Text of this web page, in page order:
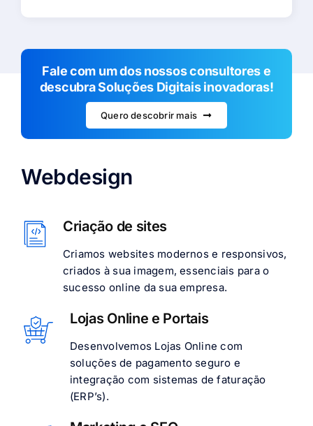
Fale com um dos nossos consultores e
descubra Soluções Digitais inovadoras!
Quero descobrir mais
Webdesign
Criação de sites
Criamos websites modernos e responsivos,
criados à sua imagem, essenciais para o
sucesso online da sua empresa.
Lojas Online e Portais
Desenvolvemos Lojas Online com
soluções de pagamento seguro e
integração com sistemas de faturação
(ERP’s).